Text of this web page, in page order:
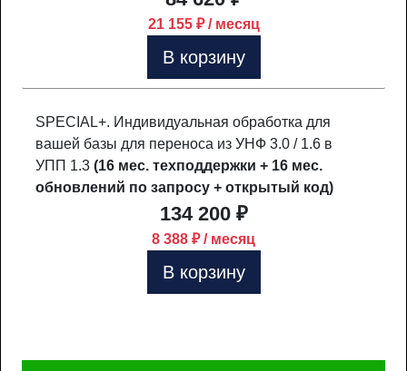
21 155 ₽ / месяц
В корзину
SPECIAL+. Индивидуальная обработка для
вашей базы для переноса из УНФ 3.0 / 1.6 в
УПП 1.3 (16 мес. техподдержки + 16 мес.
обновлений по запросу + открытый код)
134 200 ₽
8 388 ₽ / месяц
В корзину